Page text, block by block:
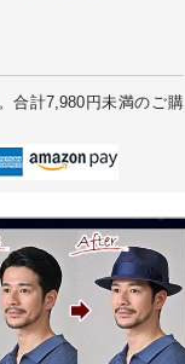
合計7,980円未満のご購